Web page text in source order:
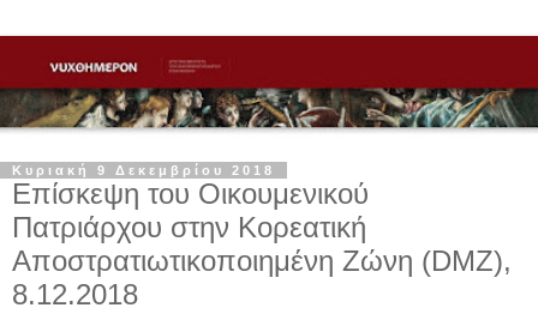
Κυριακή 9 Δεκεμβρίου 2018
Επίσκεψη του Οικουμενικού
Πατριάρχου στην Κορεατική
Αποστρατιωτικοποιημένη Ζώνη (DMZ),
8.12.2018